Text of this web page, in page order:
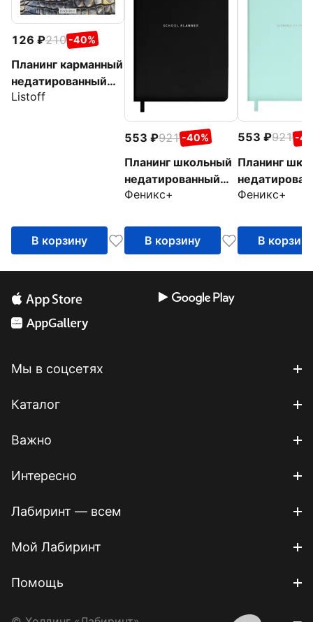
126 210 -40%
Планинг карманный
недатированный
Snake, 64 листа
Listoff
В корзину
553 921 -40%
Планинг школьный
недатированный
Плонже чёрный,
Феникс+
В корзину
553 921 -
Планинг
Плонже
Феникс+
В корзину
Мы в соцсетях
Каталог
Важно
Интересно
Лабиринт — всем
Мой Лабиринт
Помощь